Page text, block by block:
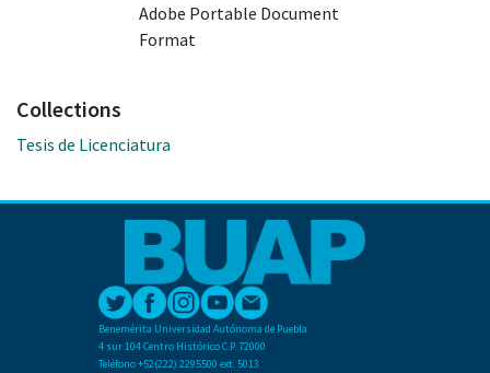
Adobe Portable Document
Format
Collections
Tesis de Licenciatura
Benemérita Universidad Autónoma de Puebla
4 sur 104 Centro Histórico C.P. 72000
Teléfono +52(222) 2295500 ext. 5013